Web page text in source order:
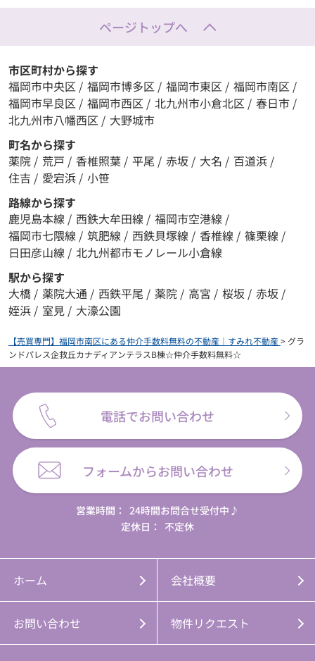
ページトップへ
市区町村から探す
福岡市中央区 / 福岡市博多区 / 福岡市東区 / 福岡市南区 /
福岡市早良区 / 福岡市西区 / 北九州市小倉北区 / 春日市 /
北九州市八幡西区 / 大野城市
町名から探す
薬院 / 荒戸 / 香椎照葉 / 平尾 / 赤坂 / 大名 / 百道浜 /
住吉 / 愛宕浜 / 小笹
路線から探す
鹿児島本線 / 西鉄大牟田線 / 福岡市空港線 /
福岡市七隈線 / 筑肥線 / 西鉄貝塚線 / 香椎線 / 篠栗線 /
日田彦山線 / 北九州都市モノレール小倉線
駅から探す
大橋 / 薬院大通 / 西鉄平尾 / 薬院 / 高宮 / 桜坂 / 赤坂 /
姪浜 / 室見 / 大濠公園
【売買専門】福岡市南区にある仲介手数料無料の不動産｜すみれ不動産> グラ
ンドパレス企救丘カナディアンテラスB棟☆仲介手数料無料☆
電話でお問い合わせ
フォームからお問い合わせ
営業時間： 24時間お問合せ受付中♪
定休日：
不定休
ホーム 会社概要
お問い合わせ 物件リクエスト